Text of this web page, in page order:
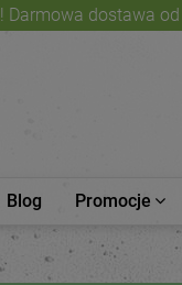
! Darmowa dostawa od
Blog Promocje